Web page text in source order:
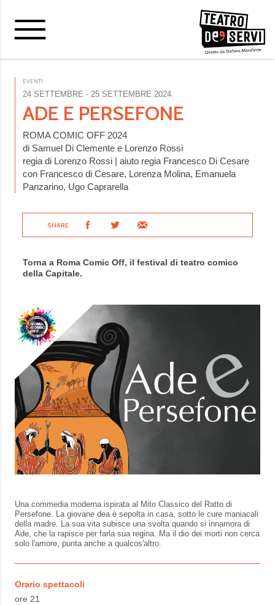
EVENTI
24 SETTEMBRE - 25 SETTEMBRE 2024
ADE E PERSEFONE
ROMA COMIC OFF 2024
di Samuel Di Clemente e Lorenzo Rossi
regia di Lorenzo Rossi | aiuto regia Francesco Di Cesare
con Francesco di Cesare, Lorenza Molina, Emanuela
Panzarino, Ugo Caprarella
SHARE
Torna a Roma Comic Off, il festival di teatro comico
della Capitale.
Una commedia moderna ispirata al Mito Classico del Ratto di
Persefone. La giovane dea è sepolta in casa, sotto le cure maniacali
della madre. La sua vita subisce una svolta quando si innamora di
Ade, che la rapisce per farla sua regina. Ma il dio dei morti non cerca
solo l'amore, punta anche a qualcos'altro.
Orario spettacoli
ore 21